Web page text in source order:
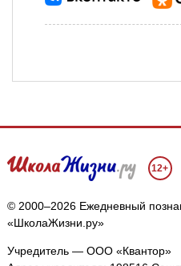
12+
© 2000–2026 Ежедневный
«ШколаЖизни.ру»
Учредитель — ООО «Квантор»